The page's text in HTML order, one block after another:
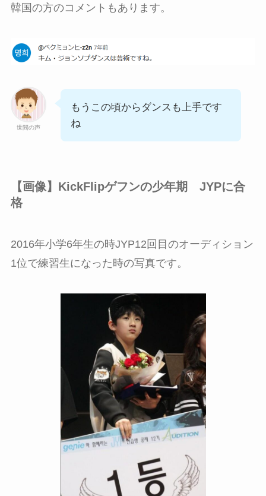
韓国の方のコメントもあります。
世間の声
もうこの頃からダンスも上手です
ね
【画像】KickFlipゲフンの少年期 JYPに合
格
2016年小学6年生の時JYP12回目のオーディション
1位で練習生になった時の写真です。